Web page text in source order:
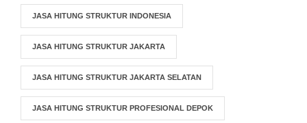
JASA HITUNG STRUKTUR INDONESIA
JASA HITUNG STRUKTUR JAKARTA
JASA HITUNG STRUKTUR JAKARTA SELATAN
JASA HITUNG STRUKTUR PROFESIONAL DEPOK